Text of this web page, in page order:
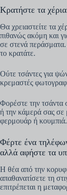
Κρατήστε τα
Θα χρειαστείτε τα
πιθανώς ακόμη και
σε στενά περάσματα.
το κρατάτε.
Ούτε τσάντες για
κρεμαστές
Φορέστε την τσάντα
ή την κάμερά σας σε
φερμουάρ ή κουμπιά.
Φέρτε ένα
αλλά αφήστε τα
Η θέα από την
απαθανατίσετε τη
επιτρέπεται η